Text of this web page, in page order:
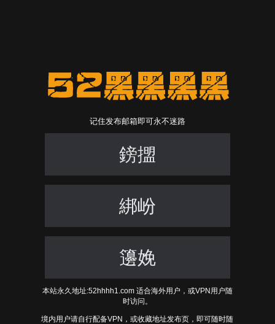
记住发布邮箱即可永不迷路
鎊擝
綁岎
籩娩
本站永久地址:52hhhh1.com 适合海外用户，或VPN用户随
时访问。
境内用户请自行配备VPN，或收藏地址发布页，即可随时随